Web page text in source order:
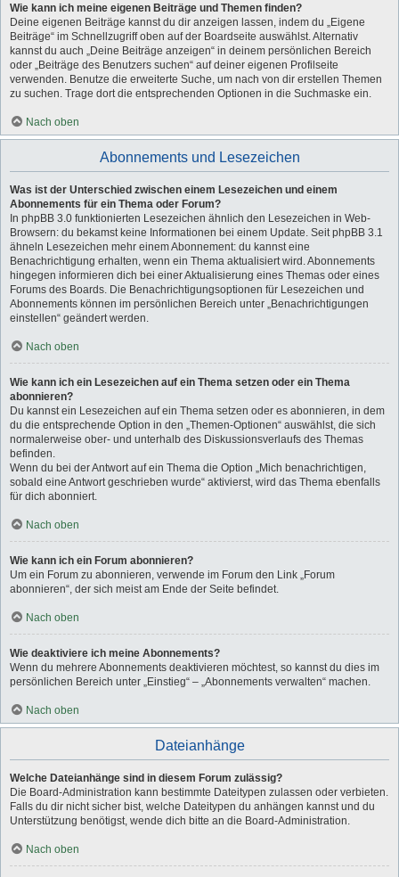
Wie kann ich meine eigenen Beiträge und Themen finden?
Deine eigenen Beiträge kannst du dir anzeigen lassen, indem du „Eigene
Beiträge“ im Schnellzugriff oben auf der Boardseite auswählst. Alternativ
kannst du auch „Deine Beiträge anzeigen“ in deinem persönlichen Bereich
oder „Beiträge des Benutzers suchen“ auf deiner eigenen Profilseite
verwenden. Benutze die erweiterte Suche, um nach von dir erstellen Themen
zu suchen. Trage dort die entsprechenden Optionen in die Suchmaske ein.
Nach oben
Abonnements und Lesezeichen
Was ist der Unterschied zwischen einem Lesezeichen und einem
Abonnements für ein Thema oder Forum?
In phpBB 3.0 funktionierten Lesezeichen ähnlich den Lesezeichen in Web-
Browsern: du bekamst keine Informationen bei einem Update. Seit phpBB 3.1
ähneln Lesezeichen mehr einem Abonnement: du kannst eine
Benachrichtigung erhalten, wenn ein Thema aktualisiert wird. Abonnements
hingegen informieren dich bei einer Aktualisierung eines Themas oder eines
Forums des Boards. Die Benachrichtigungsoptionen für Lesezeichen und
Abonnements können im persönlichen Bereich unter „Benachrichtigungen
einstellen“ geändert werden.
Nach oben
Wie kann ich ein Lesezeichen auf ein Thema setzen oder ein Thema
abonnieren?
Du kannst ein Lesezeichen auf ein Thema setzen oder es abonnieren, in dem
du die entsprechende Option in den „Themen-Optionen“ auswählst, die sich
normalerweise ober- und unterhalb des Diskussionsverlaufs des Themas
befinden.
Wenn du bei der Antwort auf ein Thema die Option „Mich benachrichtigen,
sobald eine Antwort geschrieben wurde“ aktivierst, wird das Thema ebenfalls
für dich abonniert.
Nach oben
Wie kann ich ein Forum abonnieren?
Um ein Forum zu abonnieren, verwende im Forum den Link „Forum
abonnieren“, der sich meist am Ende der Seite befindet.
Nach oben
Wie deaktiviere ich meine Abonnements?
Wenn du mehrere Abonnements deaktivieren möchtest, so kannst du dies im
persönlichen Bereich unter „Einstieg“ – „Abonnements verwalten“ machen.
Nach oben
Dateianhänge
Welche Dateianhänge sind in diesem Forum zulässig?
Die Board-Administration kann bestimmte Dateitypen zulassen oder verbieten.
Falls du dir nicht sicher bist, welche Dateitypen du anhängen kannst und du
Unterstützung benötigst, wende dich bitte an die Board-Administration.
Nach oben